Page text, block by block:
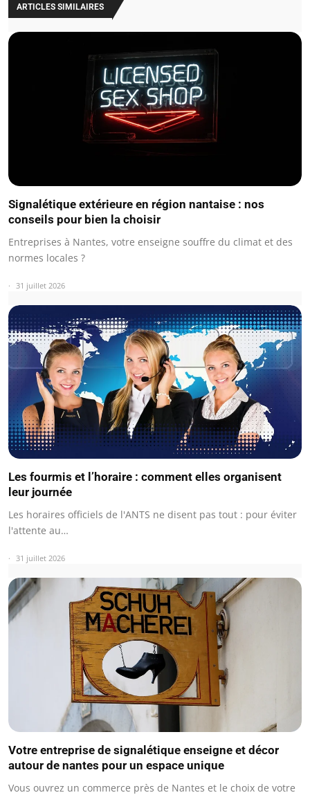
ARTICLES SIMILAIRES
Signalétique extérieure en région nantaise : nos
conseils pour bien la choisir
Entreprises à Nantes, votre enseigne souffre du climat et des
normes locales ?
31 juillet 2026
Les fourmis et l’horaire : comment elles organisent
leur journée
Les horaires officiels de l'ANTS ne disent pas tout : pour éviter
l'attente au…
31 juillet 2026
Votre entreprise de signalétique enseigne et décor
autour de nantes pour un espace unique
Vous ouvrez un commerce près de Nantes et le choix de votre